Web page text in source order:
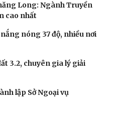
Long: Ngành Truyền
cao nhất
nóng 37 độ, nhiều nơi
3.2, chuyên gia lý giải
lập Sở Ngoại vụ